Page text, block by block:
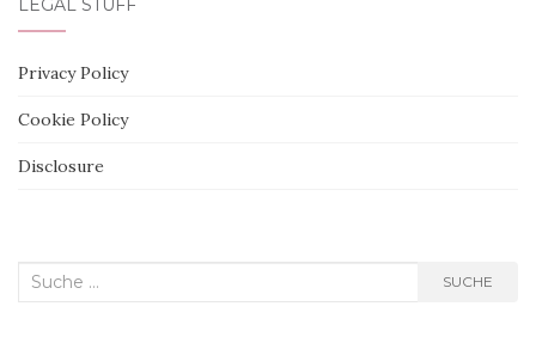
LEGAL STUFF
Privacy Policy
Cookie Policy
Disclosure
Suche
SUCHE